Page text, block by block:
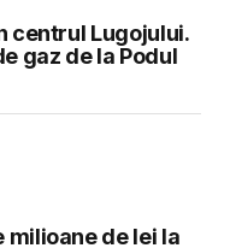
centrul Lugojului.
gaz de la Podul
milioane de lei la